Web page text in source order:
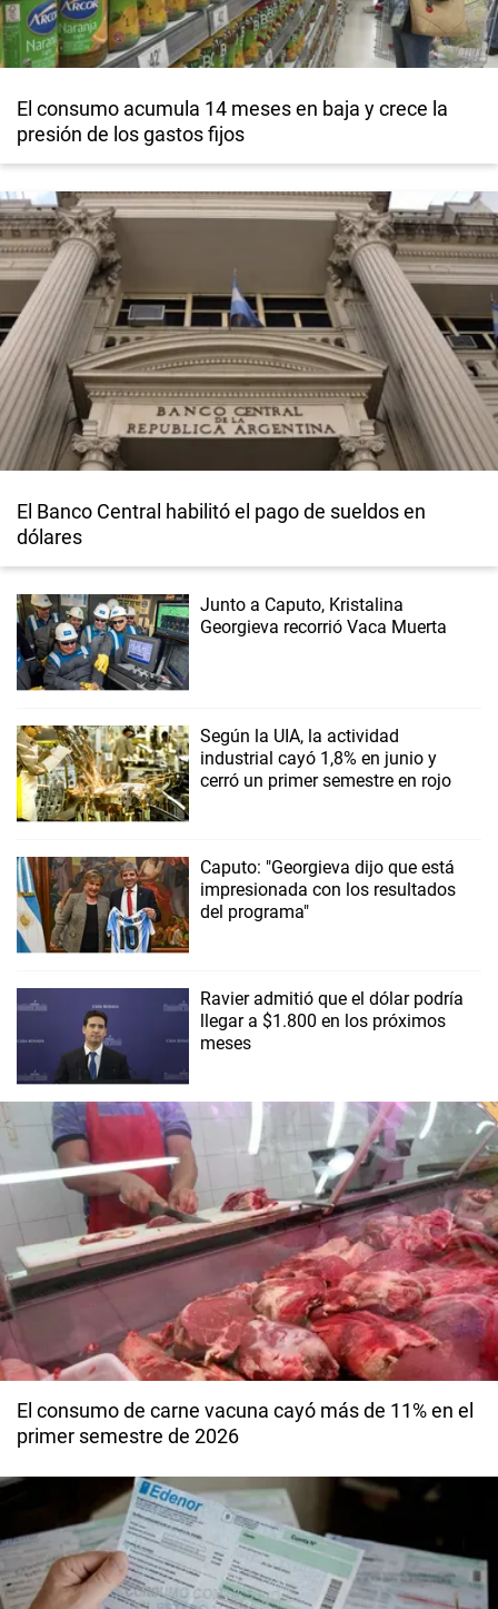
El consumo acumula 14 meses en baja y crece la
presión de los gastos fijos
El Banco Central habilitó el pago de sueldos en
dólares
Junto a Caputo, Kristalina
Georgieva recorrió Vaca Muerta
Según la UIA, la actividad
industrial cayó 1,8% en junio y
cerró un primer semestre en rojo
Caputo: "Georgieva dijo que está
impresionada con los resultados
del programa"
Ravier admitió que el dólar podría
llegar a $1.800 en los próximos
meses
El consumo de carne vacuna cayó más de 11% en el
primer semestre de 2026